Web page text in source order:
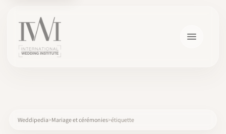
Weddipedia Mariage et cérémonies étiquette